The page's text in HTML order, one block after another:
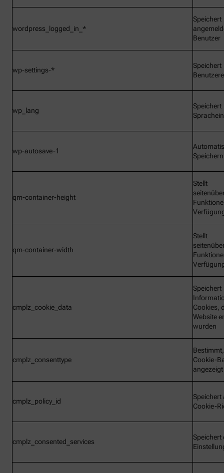
wordpress_logged_in_*
Speichert
Benutzer
wp-settings-*
Speichert
wp_lang
Speichert
wp-autosave-1
Speichern
qm-container-height
Stellt
qm-container-width
Stellt
cmplz_cookie_data
Speichert
Cookies,
Website
wurden
cmplz_consenttype
Cookie-
cmplz_policy_id
Speichert
Cookie-
cmplz_consented_services
Speichert